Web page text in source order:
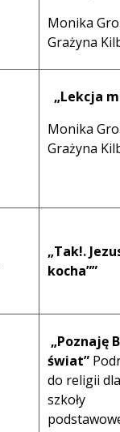
Monika
Grażyna
„Lekcja
Monika
Grażyna
„Tak!.
kocha””
„Poznaję
świat”
do religii
szkoły